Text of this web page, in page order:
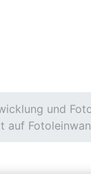
und
auf